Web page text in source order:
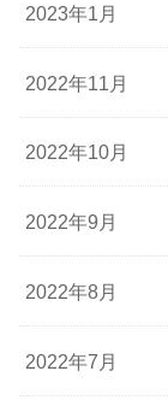
2023年1月
2022年11月
2022年10月
2022年9月
2022年8月
2022年7月